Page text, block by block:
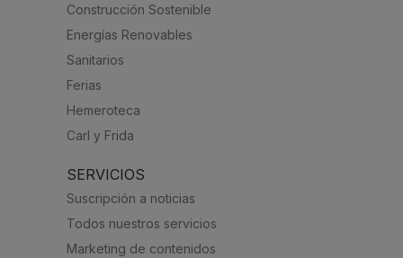
Construcción Sostenible
Energías Renovables
Sanitarios
Ferias
Hemeroteca
Carl y Frida
SERVICIOS
Suscripción a noticias
Todos nuestros servicios
Marketing de contenidos